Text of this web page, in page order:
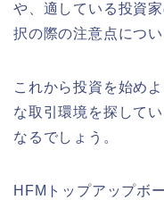
や、適している投資
択の際の注意点につ
これから投資を始め
な取引環境を探して
なるでしょう。
HFMトップアップボ